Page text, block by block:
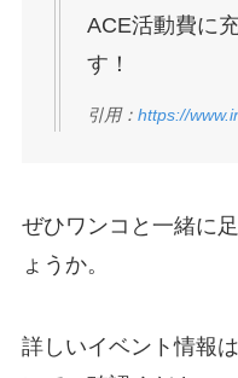
ACE活動費に
す！
引用： https://
ぜひワンコと一緒に
ょうか。
詳しいイベント情報は